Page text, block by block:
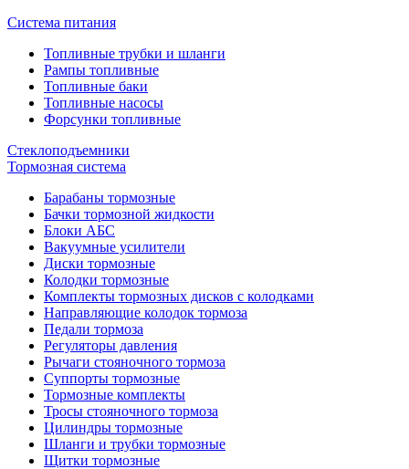
Система питания
Топливные трубки и шланги
Рампы топливные
Топливные баки
Топливные насосы
Форсунки топливные
Стеклоподъемники
Тормозная система
Барабаны тормозные
Бачки тормозной жидкости
Блоки АБС
Вакуумные усилители
Диски тормозные
Колодки тормозные
Комплекты тормозных дисков с колодками
Направляющие колодок тормоза
Педали тормоза
Регуляторы давления
Рычаги стояночного тормоза
Суппорты тормозные
Тормозные комплекты
Тросы стояночного тормоза
Цилиндры тормозные
Шланги и трубки тормозные
Щитки тормозные